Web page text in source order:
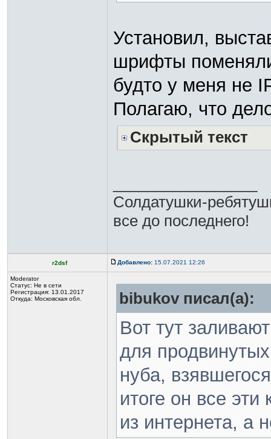
Установил,
шрифты
будто у меня не
Полагаю, что
Скрытый текст
Солдатушки-
все до последнего!
r2dsf Добавлено: 15.07.2021 12:26
Moderator
Статус: Не в сети
Регистрация: 13.01.2017
Откуда: Московская обл.
bibukov писал(а):
Вот тут
для
нуба,
итоге он все
из интернета, а